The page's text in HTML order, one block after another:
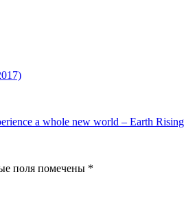
a whole new world – Earth Rising
поля помечены *